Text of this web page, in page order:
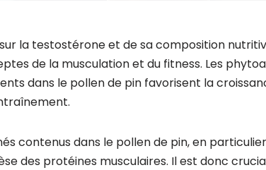
la testostérone et de sa composition
de la musculation et du fitness. Les
dans le pollen de pin favorisent la
contenus dans le pollen de pin, en
des protéines musculaires. Il est donc